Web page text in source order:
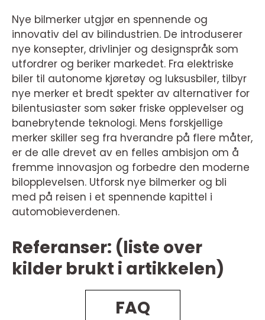
Nye bilmerker utgjør en spennende og
innovativ del av bilindustrien. De introduserer
nye konsepter, drivlinjer og designspråk som
utfordrer og beriker markedet. Fra elektriske
biler til autonome kjøretøy og luksusbiler, tilbyr
nye merker et bredt spekter av alternativer for
bilentusiaster som søker friske opplevelser og
banebrytende teknologi. Mens forskjellige
merker skiller seg fra hverandre på flere måter,
er de alle drevet av en felles ambisjon om å
fremme innovasjon og forbedre den moderne
bilopplevelsen. Utforsk nye bilmerker og bli
med på reisen i et spennende kapittel i
automobieverdenen.
Referanser: (liste over
kilder brukt i artikkelen)
FAQ